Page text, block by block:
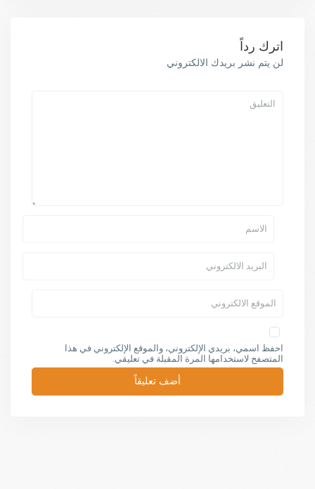
اترك رداً
لن يتم نشر بريدك الالكتروني
احفظ اسمي، بريدي الإلكتروني، والموقع الإلكتروني في هذا
المتصفح لاستخدامها المرة المقبلة في تعليقي.